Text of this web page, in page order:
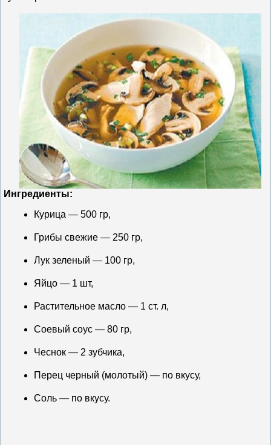
Ингредиенты:
Курица — 500 гр,
Грибы свежие — 250 гр,
Лук зеленый — 100 гр,
Яйцо — 1 шт,
Растительное масло — 1 ст. л,
Соевый соус — 80 гр,
Чеснок — 2 зубчика,
Перец черный (молотый) — по вкусу,
Соль — по вкусу.